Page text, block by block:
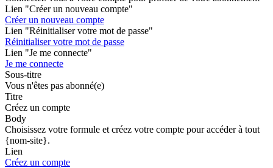
Lien "Créer un nouveau compte"
Créer un nouveau compte
Lien "Réinitialiser votre mot de passe"
Réinitialiser votre mot de passe
Lien "Je me connecte"
Je me connecte
Sous-titre
Vous n'êtes pas abonné(e)
Titre
Créez un compte
Body
Choisissez votre formule et créez votre compte pour accéder à tout
{nom-site}.
Lien
Créez un compte